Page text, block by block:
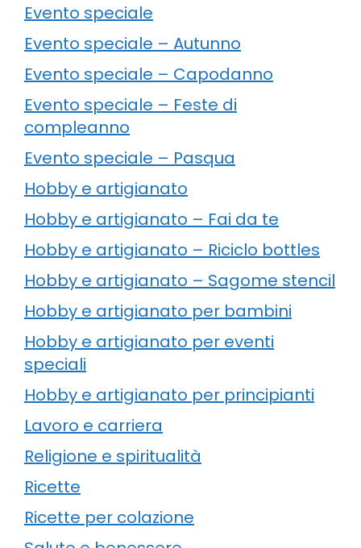
Evento speciale
Evento speciale – Autunno
Evento speciale – Capodanno
Evento speciale – Feste di
compleanno
Evento speciale – Pasqua
Hobby e artigianato
Hobby e artigianato – Fai da te
Hobby e artigianato – Riciclo bottles
Hobby e artigianato – Sagome stencil
Hobby e artigianato per bambini
Hobby e artigianato per eventi
speciali
Hobby e artigianato per principianti
Lavoro e carriera
Religione e spiritualità
Ricette
Ricette per colazione